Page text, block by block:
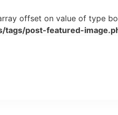
offset on value of type
tags/post-featured-